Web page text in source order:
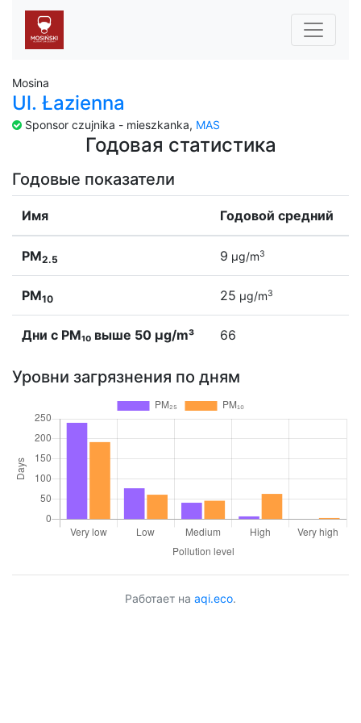
Mosina
Ul. Łazienna
Sponsor czujnika - mieszkanka, MAS
Годовая статистика
Годовые показатели
Имя Годовой средний
PM2.5 9 µg/m3
PM10 25 µg/m3
Дни с PM₁₀ выше 50 µg/m³ 66
Уровни загрязнения по дням
Работает на aqi.eco.